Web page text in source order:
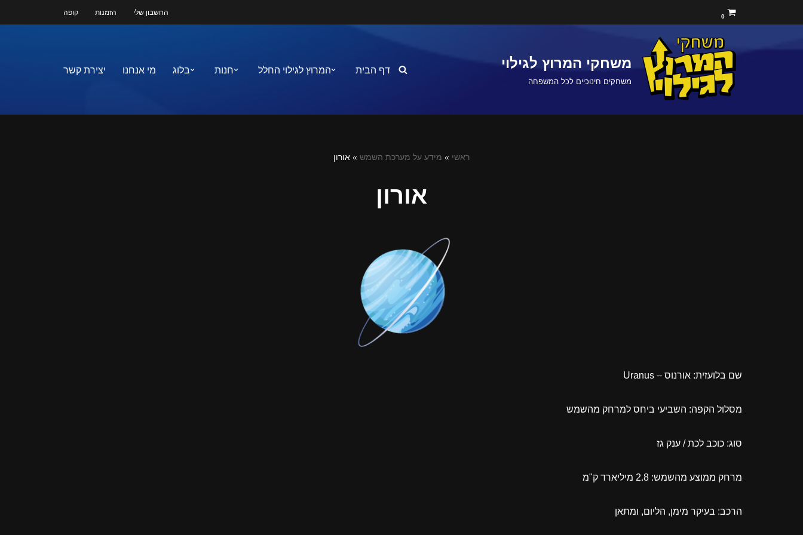
0 החשבון שלי הזמנות קופה
משחקי המרוץ לגילוי
משחקים חינוכיים לכל המשפחה
דף הבית המרוץ לגילוי החלל חנות בלוג מי אנחנו יצירת קשר
ראשי » מידע על מערכת השמש » אורון
אורון
שם בלועזית: אורנוס – Uranus
מסלול הקפה: השביעי ביחס למרחק מהשמש
סוג: כוכב לכת / ענק גז
מרחק ממוצע מהשמש: 2.8 מיליארד ק"מ
הרכב: בעיקר מימן, הליום, ומתאן